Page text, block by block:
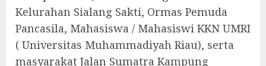
Kelurahan Sialang Sakti, Ormas Pemuda
Pancasila, Mahasiswa / Mahasiswi KKN UMRI
( Universitas Muhammadiyah Riau), serta
masyarakat Jalan Sumatra Kampung